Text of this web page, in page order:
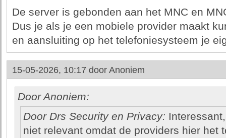
De server is gebonden aan het MNC en
Dus je als je een mobiele provider maakt
en aansluiting op het telefoniesysteem je
15-05-2026, 10:17 door Anoniem
Door Anoniem:
Door Drs Security en Privacy:
niet relevant omdat de providers hier het